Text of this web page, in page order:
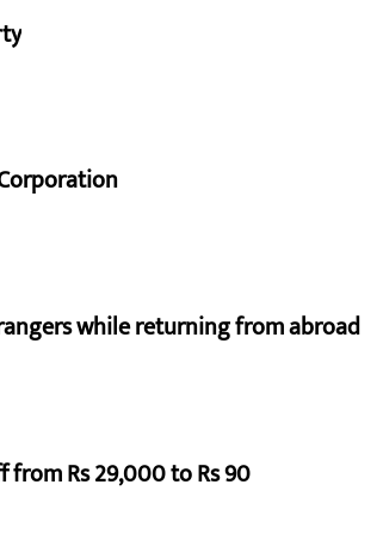
while returning from abroad
from Rs 29,000 to Rs 90